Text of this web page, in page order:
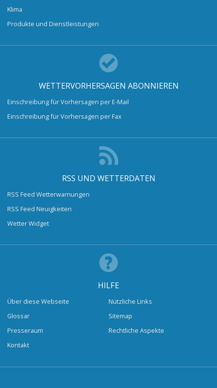
Klima
Produkte und Dienstleistungen
WETTERVORHERSAGEN ABONNIEREN
Einschreibung für Vorhersagen per E-Mail
Einschreibung für Vorhersagen per Fax
RSS UND WETTERDATEN
RSS Feed Wetterwarnungen
RSS Feed Neuigkeiten
Wetter Widget
HILFE
Über diese Webseite
Glossar
Presseraum
Kontakt
Nützliche Links
Sitemap
Rechtliche Aspekte